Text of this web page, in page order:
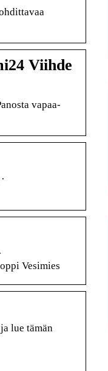
Viihde
vapaa-
Vesimies
lue tämän